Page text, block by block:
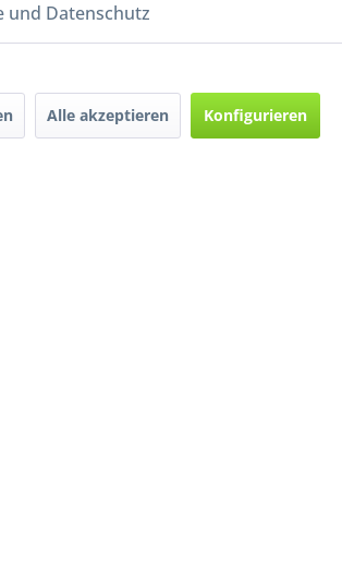
und Datenschutz
Alle akzeptieren Konfigurieren